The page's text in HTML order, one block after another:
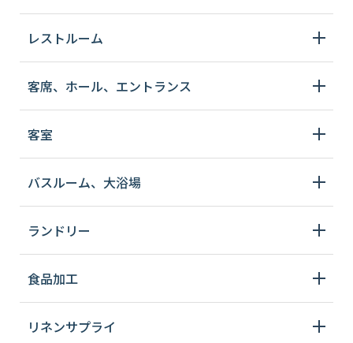
レストルーム
客席、ホール、エントランス
客室
バスルーム、大浴場
ランドリー
食品加工
リネンサプライ